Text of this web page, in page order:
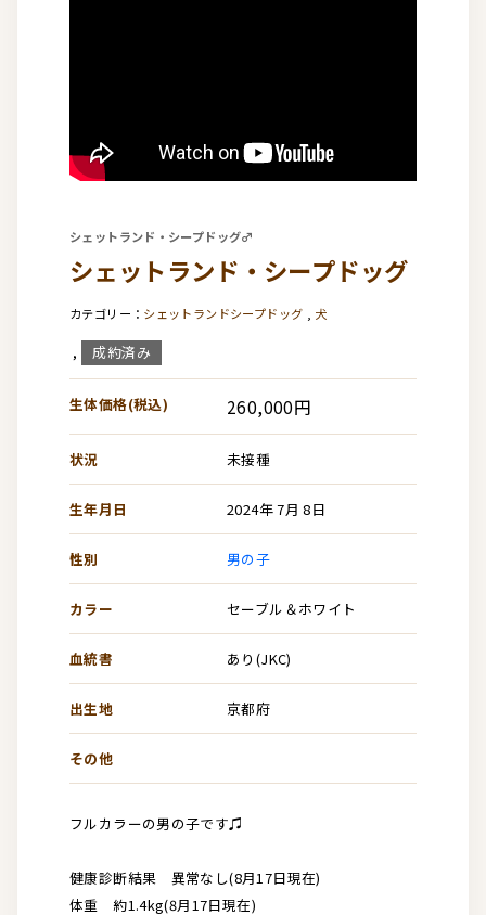
シェットランド・シープドッグ♂
シェットランド・シープドッグ
シェットランドシープドッグ 犬
, 成約済み
生体価格(税込) 260,000円
状況 未接種
生年月日 2024年 7月 8日
性別 男の子
カラー セーブル＆ホワイト
血統書 あり(JKC)
出生地 京都府
その他
フルカラーの男の子です♫
健康診断結果 異常なし(8月17日現在)
体重 約1.4kg(8月17日現在)